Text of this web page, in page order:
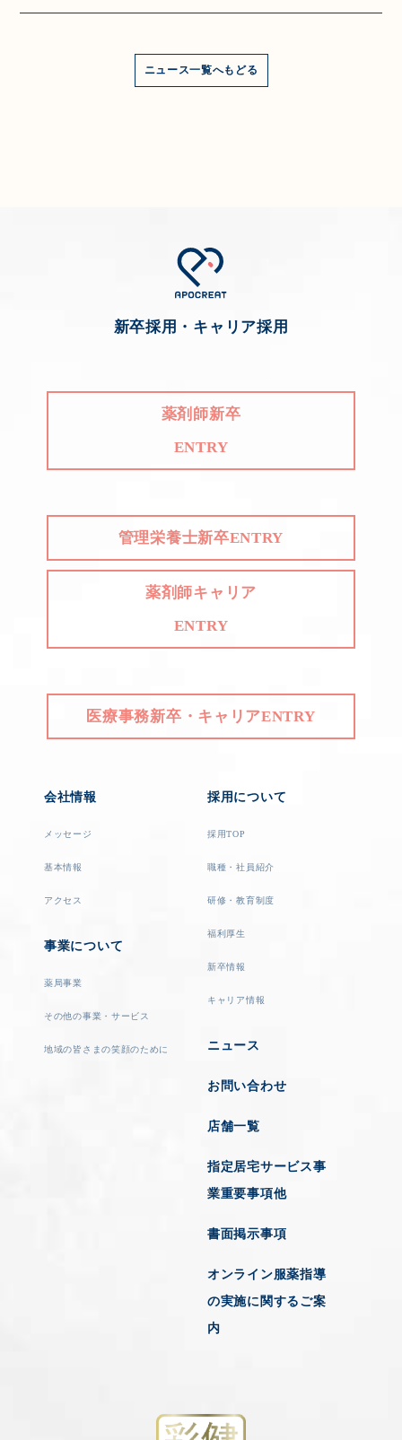
ニュース一覧へもどる
新卒採用・キャリア採用
薬剤師新卒
ENTRY
管理栄養士新卒ENTRY
薬剤師キャリア
ENTRY
医療事務新卒・キャリアENTRY
会社情報
メッセージ
基本情報
アクセス
事業について
薬局事業
その他の事業・サービス
地域の皆さまの笑顔のために
採用について
採用TOP
職種・社員紹介
研修・教育制度
福利厚生
新卒情報
キャリア情報
ニュース
お問い合わせ
店舗一覧
指定居宅サービス事
業重要事項他
書面掲示事項
オンライン服薬指導
の実施に関するご案
内